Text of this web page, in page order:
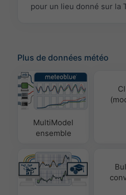
pour un lieu donné sur la
Plus de données météo
MultiModel
ensemble